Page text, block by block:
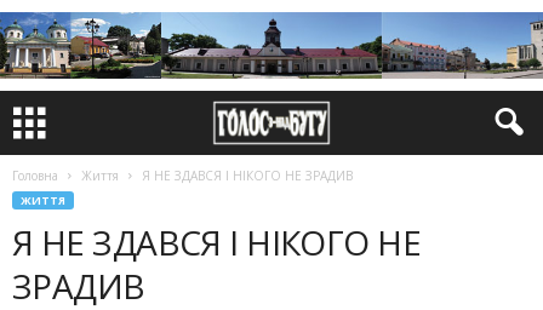
Головна Життя Я НЕ ЗДАВСЯ І НІКОГО НЕ ЗРАДИВ
ЖИТТЯ
Я НЕ ЗДАВСЯ І НІКОГО НЕ
ЗРАДИВ